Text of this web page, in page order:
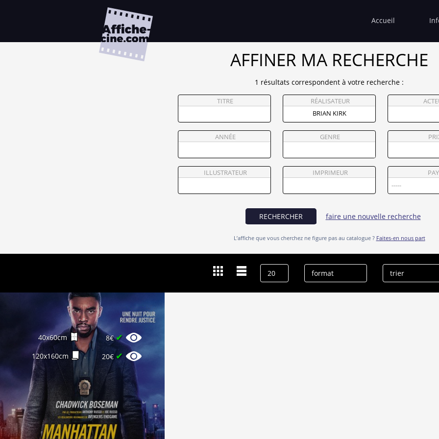
Accueil
AFFINER MA RECHERCHE
1 résultats correspondent à votre recherche :
TITRE RÉALISATEUR
ANNÉE GENRE
ILLUSTRATEUR IMPRIMEUR
RECHERCHER faire une nouvelle recherche
L’affiche que vous cherchez ne figure pas au catalogue ? Faites-en nous part
Brian Kirk
effacer l’historique
40x60cm 8€✔
120x160cm 20€✔